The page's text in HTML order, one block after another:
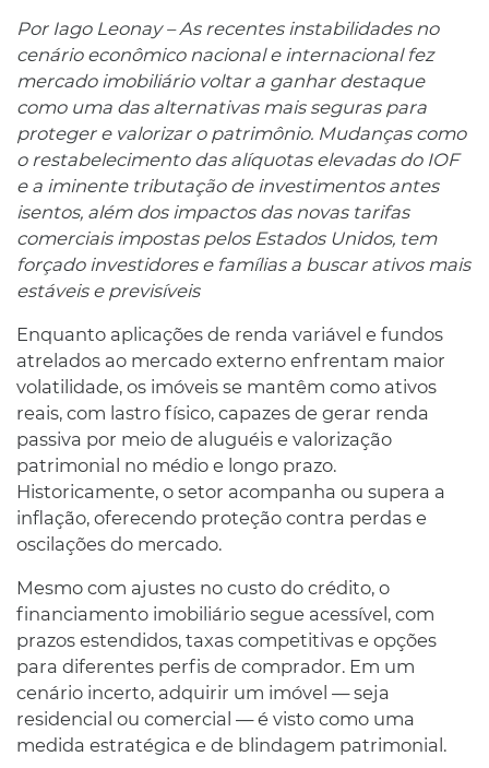
Por Iago Leonay – As recentes instabilidades no
cenário econômico nacional e internacional fez
mercado imobiliário voltar a ganhar destaque
como uma das alternativas mais seguras para
proteger e valorizar o patrimônio. Mudanças como
o restabelecimento das alíquotas elevadas do IOF
e a iminente tributação de investimentos antes
isentos, além dos impactos das novas tarifas
comerciais impostas pelos Estados Unidos, tem
forçado investidores e famílias a buscar ativos mais
estáveis e previsíveis
Enquanto aplicações de renda variável e fundos
atrelados ao mercado externo enfrentam maior
volatilidade, os imóveis se mantêm como ativos
reais, com lastro físico, capazes de gerar renda
passiva por meio de aluguéis e valorização
patrimonial no médio e longo prazo.
Historicamente, o setor acompanha ou supera a
inflação, oferecendo proteção contra perdas e
oscilações do mercado.
Mesmo com ajustes no custo do crédito, o
financiamento imobiliário segue acessível, com
prazos estendidos, taxas competitivas e opções
para diferentes perfis de comprador. Em um
cenário incerto, adquirir um imóvel — seja
residencial ou comercial — é visto como uma
medida estratégica e de blindagem patrimonial.